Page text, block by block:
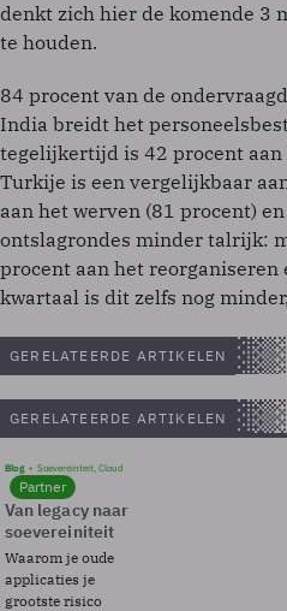
denkt zich hier de komende 3
te houden.
84 procent van de
India breidt het
tegelijkertijd is 42 procent aan
Turkije is een vergelijkbaar
aan het werven (81 procent)
ontslagrondes minder talrijk:
procent aan het reorganiseren
kwartaal is dit zelfs nog
GERELATEERDE ARTIKELEN
GERELATEERDE ARTIKELEN
Blog Soevereinteit, Cloud
Partner
Van legacy naar
soevereiniteit
Waarom je oude
applicaties je
grootste risico